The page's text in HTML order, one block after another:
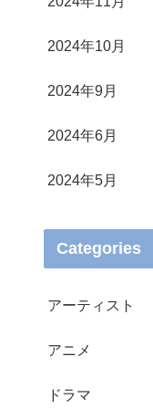
2024年10月
2024年9月
2024年6月
2024年5月
Categories
アーティスト
アニメ
ドラマ